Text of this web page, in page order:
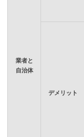
業者と
自治体
デメリット